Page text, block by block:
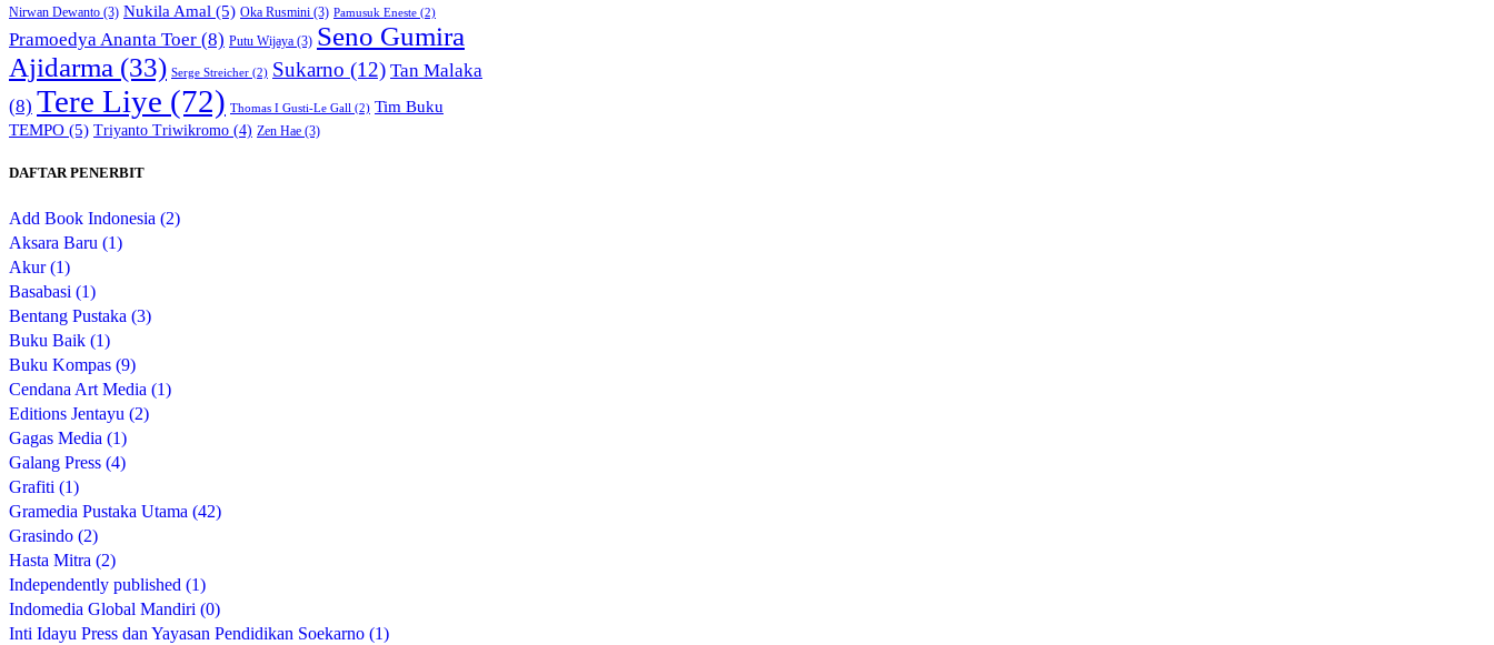
Nirwan Dewanto (3) Nukila Amal (5) Oka Rusmini (3) Pamusuk Eneste (2)
Pramoedya Ananta Toer (8) Putu Wijaya (3) Seno Gumira
Ajidarma (33) Serge Streicher (2) Sukarno (12) Tan Malaka
(8) Tere Liye (72) Thomas I Gusti-Le Gall (2) Tim Buku
TEMPO (5) Triyanto Triwikromo (4) Zen Hae (3)
DAFTAR PENERBIT
Add Book Indonesia (2)
Aksara Baru (1)
Akur (1)
Basabasi (1)
Bentang Pustaka (3)
Buku Baik (1)
Buku Kompas (9)
Cendana Art Media (1)
Editions Jentayu (2)
Gagas Media (1)
Galang Press (4)
Grafiti (1)
Gramedia Pustaka Utama (42)
Grasindo (2)
Hasta Mitra (2)
Independently published (1)
Indomedia Global Mandiri (0)
Inti Idayu Press dan Yayasan Pendidikan Soekarno (1)